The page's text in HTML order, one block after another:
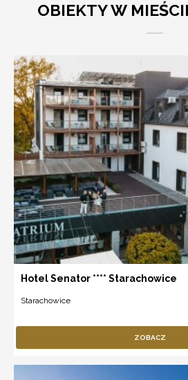
OBIEKTY W
Hotel Senator **** Starachowice
Starachowice
ZOBACZ